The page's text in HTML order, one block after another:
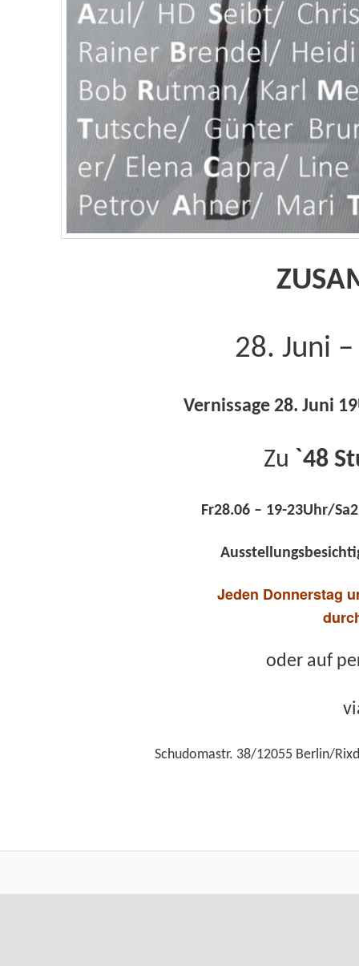
28. Juni
Vernissage 28. Juni
Zu `48
Fr28.06 – 19-23Uhr/
Jeden Donnerstag
oder auf
Schudomastr. 38/12055 Berlin/